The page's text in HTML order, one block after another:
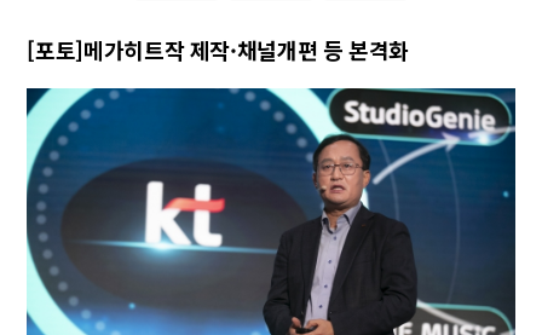
[포토]메가히트작 제작·채널개편 등 본격화